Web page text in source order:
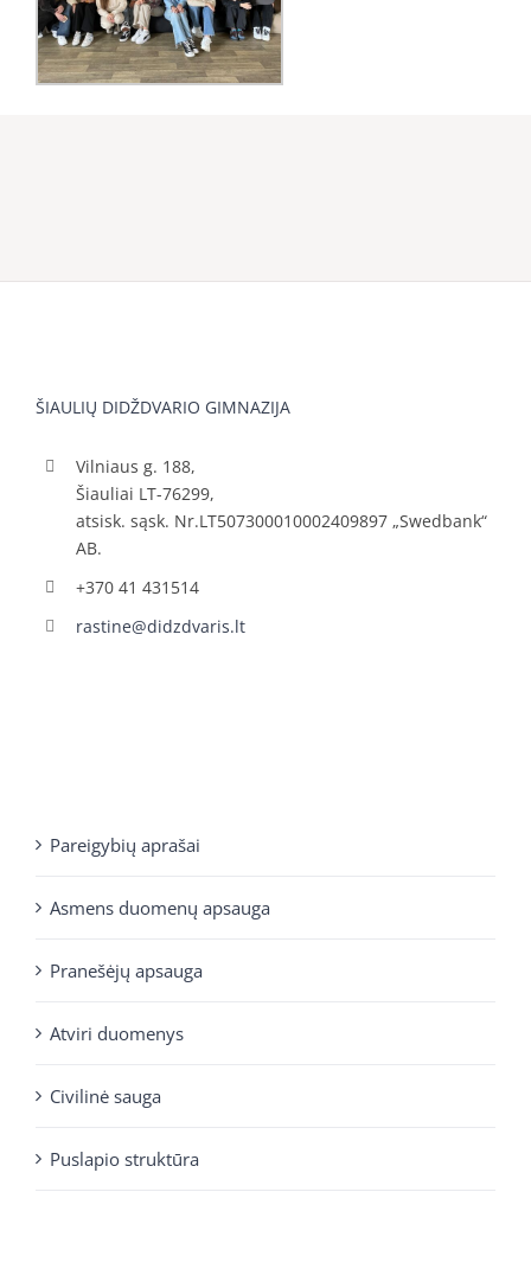
ŠIAULIŲ DIDŽDVARIO GIMNAZIJA
Vilniaus g. 188,
Šiauliai LT-76299,
atsisk. sąsk. Nr.LT507300010002409897 „Swedbank“
AB.
+370 41 431514
rastine@didzdvaris.lt
Pareigybių aprašai
Asmens duomenų apsauga
Pranešėjų apsauga
Atviri duomenys
Civilinė sauga
Puslapio struktūra